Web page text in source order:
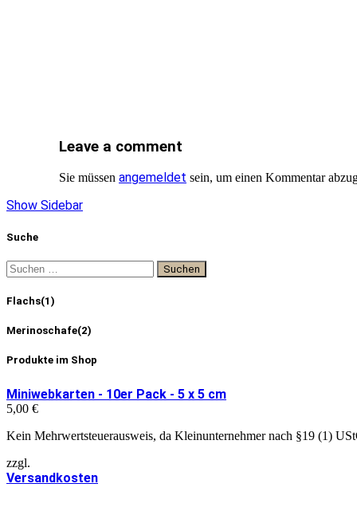
Leave a comment
Sie müssen angemeldet sein, um einen Kommentar
Show Sidebar
Suche
Flachs(1)
Merinoschafe(2)
Produkte im Shop
Miniwebkarten - 10er Pack - 5 x 5 cm
5,00 €
Kein Mehrwertsteuerausweis, da Kleinunternehmer nach §19 (1)
zzgl.
Versandkosten